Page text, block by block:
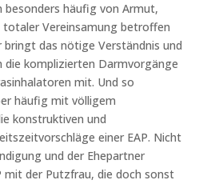
besonders häufig von Armut,
Vereinsamung betroffen
das nötige Verständnis und
die komplizierten Darmvorgänge
mit. Und so
häufig mit völligem
konstruktiven und
einer EAP. Nicht
und der Ehepartner
mit der Putzfrau, die doch sonst